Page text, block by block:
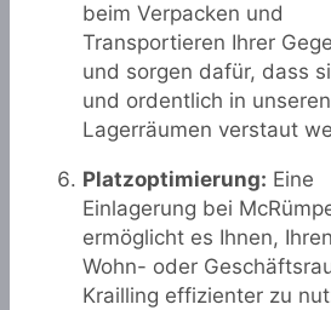
beim Verpacken und
Transportieren Ihrer
und sorgen dafür, dass
und ordentlich in unseren
Lagerräumen verstaut
Platzoptimierung: Eine
Einlagerung bei
ermöglicht es Ihnen,
Wohn- oder
Krailling effizienter zu